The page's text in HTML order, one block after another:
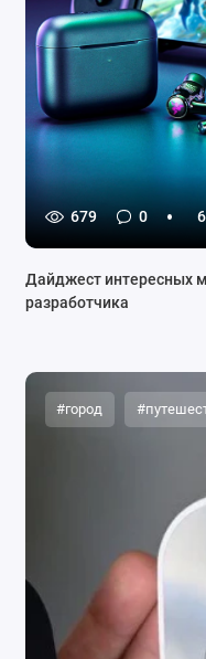
679 0
Дайджест интересных
разработчика
#город